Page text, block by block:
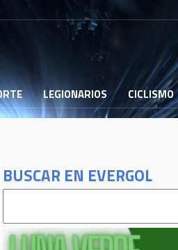
LEGIONARIOS CICLISMO
BUSCAR EN EVERGOL